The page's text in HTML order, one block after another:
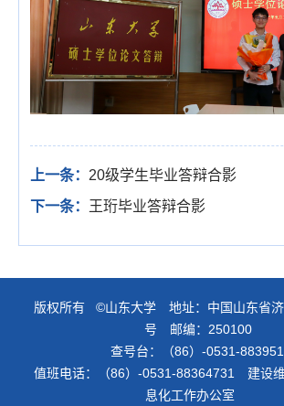
上一条： 20级学生毕业答辩合影
下一条：
王珩毕业答辩合影
版权所有 ©山东大学 地址：中国山东省济
号 邮编：250100
查号台：（86）-0531-
值班电话：（86）-0531-88364731 建设
息化工作办公室